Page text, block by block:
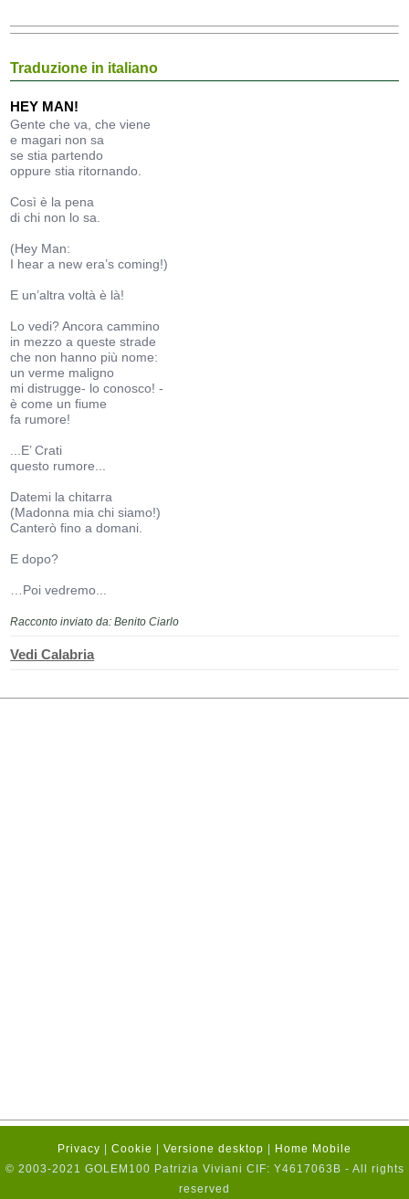
Traduzione in italiano
HEY MAN!
Gente che va, che viene
e magari non sa
se stia partendo
oppure stia ritornando.
Così è la pena
di chi non lo sa.
(Hey Man:
I hear a new era’s coming!)
E un’altra voltà è là!
Lo vedi? Ancora cammino
in mezzo a queste strade
che non hanno più nome:
un verme maligno
mi distrugge- lo conosco! -
è come un fiume
fa rumore!
...E’ Crati
questo rumore...
Datemi la chitarra
(Madonna mia chi siamo!)
Canterò fino a domani.
E dopo?
…Poi vedremo...
Racconto inviato da: Benito Ciarlo
Vedi Calabria
Privacy Cookie Versione desktop
Home Mobile
© 2003-2021 GOLEM100 Patrizia Viviani CIF: Y4617063B - All rights
reserved